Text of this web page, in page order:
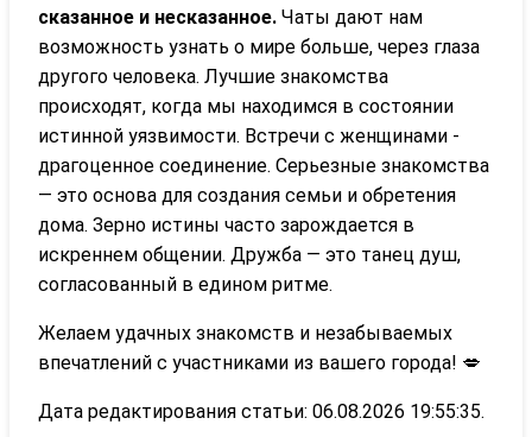
сказанное и несказанное. Чаты дают нам
возможность узнать о мире больше, через глаза
другого человека. Лучшие знакомства
происходят, когда мы находимся в состоянии
истинной уязвимости. Встречи с женщинами -
драгоценное соединение. Серьезные знакомства
— это основа для создания семьи и обретения
дома. Зерно истины часто зарождается в
искреннем общении. Дружба — это танец душ,
согласованный в едином ритме.
Желаем удачных знакомств и незабываемых
впечатлений с участниками из вашего города! 💋
Дата редактирования статьи: 06.08.2026 19:55:35.